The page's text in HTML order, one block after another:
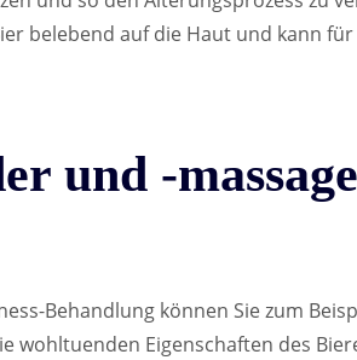
belebend auf die Haut und kann
und -
Behandlung können Sie zum
wohltuenden Eigenschaften des